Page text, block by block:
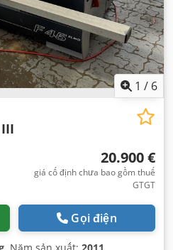
1 / 6
20.900 €
giá cố định chưa bao gồm thuế
GTGT
Gọi điện